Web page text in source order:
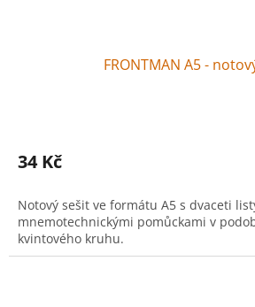
FRONTMAN A5 -
34 Kč
Notový sešit ve formátu A5 s dvaceti
mnemotechnickými pomůckami v
kvintového kruhu.